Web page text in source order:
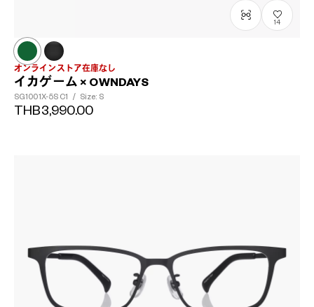
14
オンラインストア在庫なし
イカゲーム × OWNDAYS
SG1001X-5S C1 / Size: S
THB3,990.00